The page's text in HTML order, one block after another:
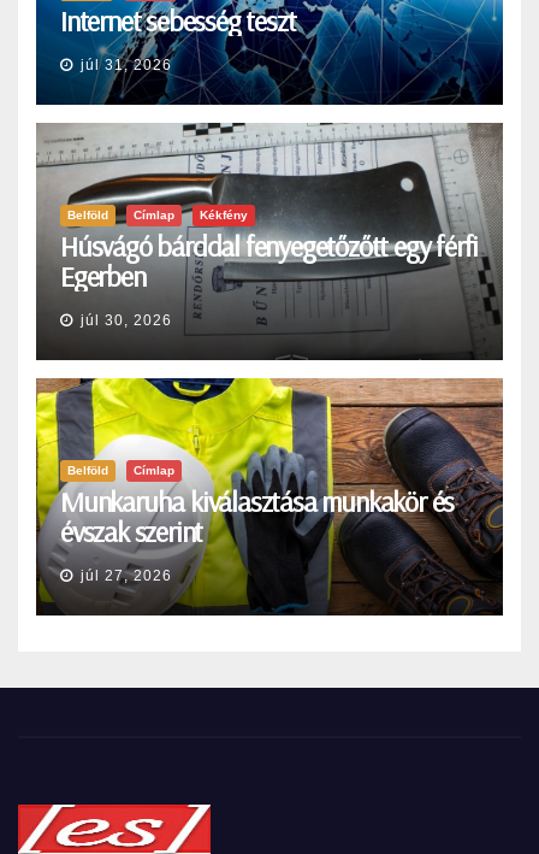
Internet sebesség teszt
júl 31, 2026
Belföld Címlap Kékfény
Húsvágó bárddal fenyegetőzőtt egy férfi
Egerben
júl 30, 2026
Belföld Címlap
Munkaruha kiválasztása munkakör és
évszak szerint
júl 27, 2026